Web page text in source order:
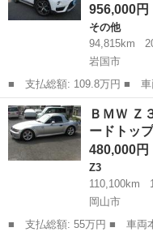
956,000円
その他
94,815km
岩国市
■ 支払総額: 109.8万円 ■ 車両本体価格： 956,000 円 ■ メーカー
名： ＢＭＷ ■ 車種名：
１８ｄ ｘライン 禁煙車 純
接続 バッ...
山口 岩国市
ＢＭＷ Ｚ
ードト
480,000円
Z3
110,100km
岡山市
■ 支払総額: 55万円 ■ 車両本体価格： 480,000 円 ■ メーカー